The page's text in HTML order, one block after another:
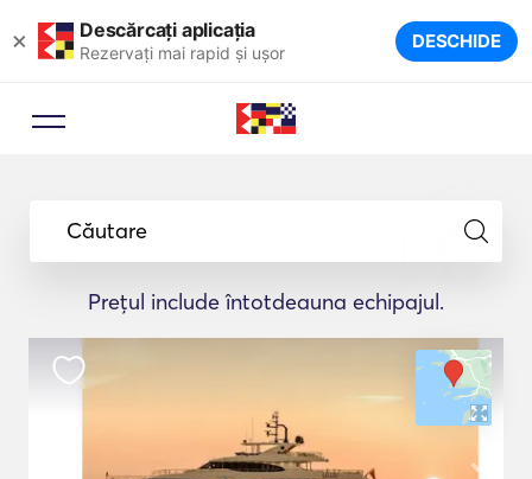
× Descărcați aplicația
Rezervați mai rapid și ușor DESCHIDE
Căutare
Prețul include întotdeauna echipajul.